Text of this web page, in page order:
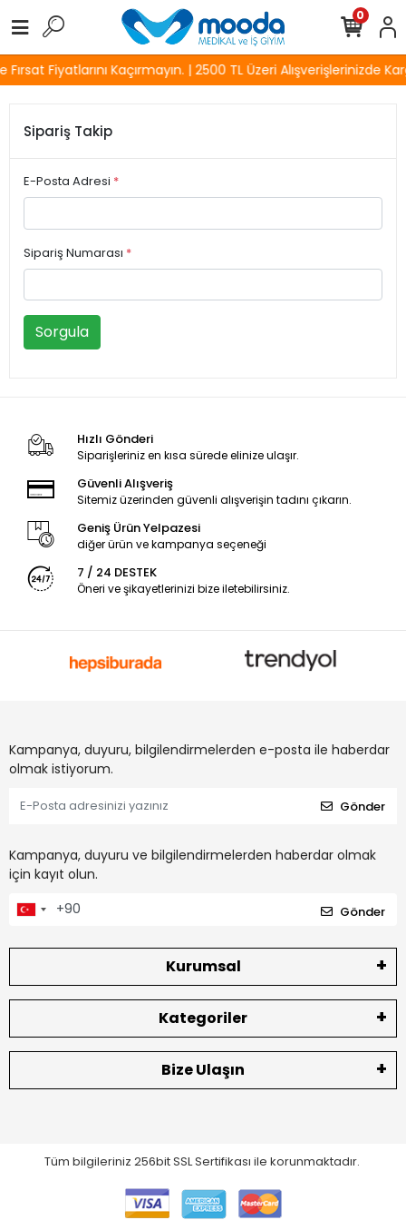
Fiyatlarını Kaçırmayın. | 2500 TL Üzeri Alışverişlerinizde
0
Sipariş Takip
E-Posta Adresi *
Sipariş Numarası *
Sorgula
Hızlı Gönderi
Siparişleriniz en kısa sürede elinize ulaşır.
Güvenli Alışveriş
Sitemiz üzerinden güvenli alışverişin tadını çıkarın.
Geniş Ürün Yelpazesi
diğer ürün ve kampanya seçeneği
7 / 24 DESTEK
Öneri ve şikayetlerinizi bize iletebilirsiniz.
Kampanya, duyuru, bilgilendirmelerden e-posta ile haberdar
olmak istiyorum.
Gönder
Kampanya, duyuru ve bilgilendirmelerden haberdar olmak
için kayıt olun.
Gönder
Kurumsal
Kategoriler
Bize Ulaşın
Tüm bilgileriniz 256bit SSL Sertifikası ile korunmaktadır.